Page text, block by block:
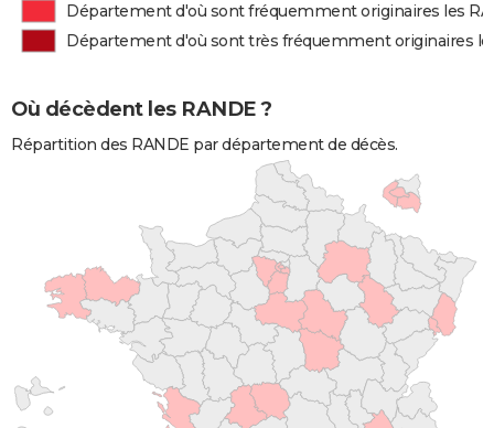
Département d'où sont fréquemment originaires les
Département d'où sont très fréquemment originaires
Où décèdent les RANDE ?
Répartition des RANDE par département de décès.